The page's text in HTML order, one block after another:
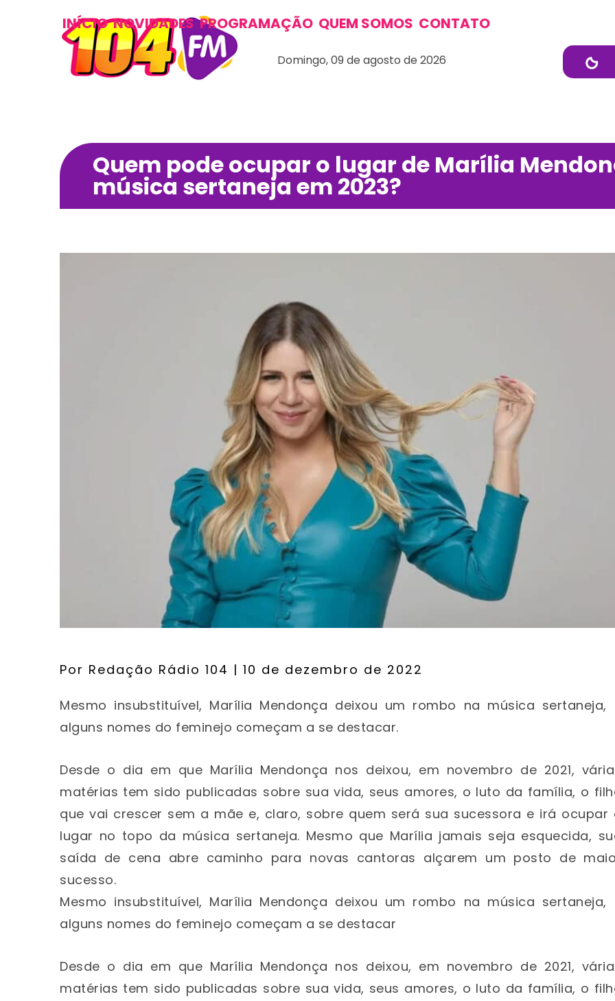
INÍCIO NOVIDADES PROGRAMAÇÃO QUEM SOMOS CONTATO
Domingo, 09 de agosto de 2026
Quem pode ocupar o lugar de Marília
música sertaneja em 2023?
Por Redação Rádio 104 | 10 de dezembro de 2022
Mesmo insubstituível, Marília Mendonça deixou um rombo na música sertaneja,
alguns nomes do feminejo começam a se destacar.
Desde o dia em que Marília Mendonça nos deixou, em novembro de 2021,
matérias tem sido publicadas sobre sua vida, seus amores, o luto da família, o
que vai crescer sem a mãe e, claro, sobre quem será sua sucessora e irá ocupar
lugar no topo da música sertaneja. Mesmo que Marília jamais seja esquecida,
saída de cena abre caminho para novas cantoras alçarem um posto de
sucesso.
Mesmo insubstituível, Marília Mendonça deixou um rombo na música sertaneja,
alguns nomes do feminejo começam a se destacar
Desde o dia em que Marília Mendonça nos deixou, em novembro de 2021,
matérias tem sido publicadas sobre sua vida, seus amores, o luto da família, o